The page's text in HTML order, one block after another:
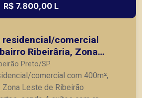
R$ 7.800,00 L
residencial/comercial
Ribeirâria, Zona
Preto/SP.
Preto/SP
comercial com 400m²,
Zona Leste de Ribeirão